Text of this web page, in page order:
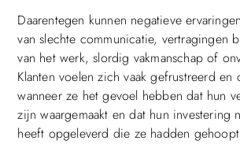
Daarentegen kunnen negatieve
van slechte communicatie, vertragingen
van het werk, slordig vakmanschap of
Klanten voelen zich vaak gefrustreerd en
wanneer ze het gevoel hebben dat hun
zijn waargemaakt en dat hun investering
heeft opgeleverd die ze hadden